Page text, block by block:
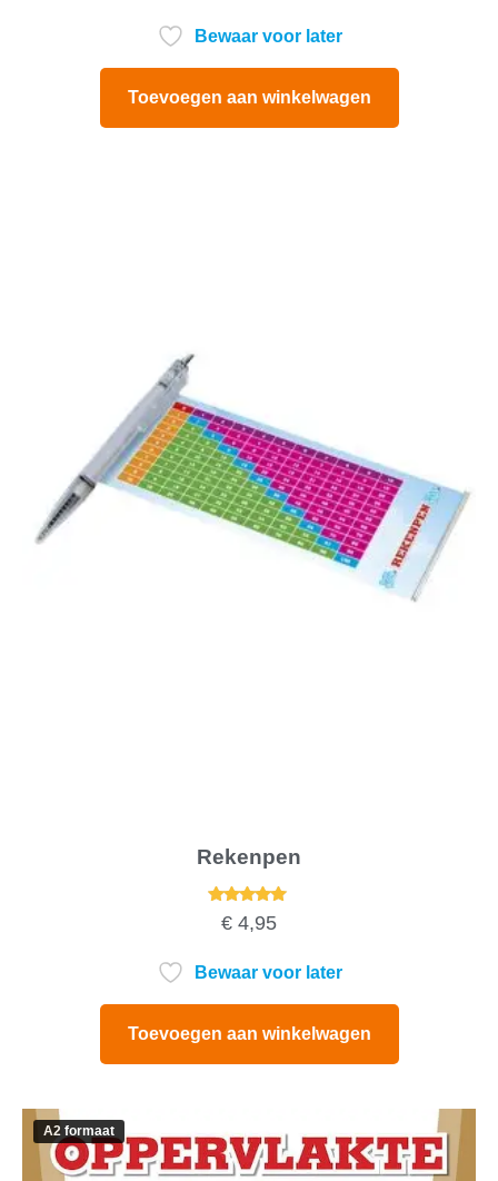
Bewaar voor later
Toevoegen aan winkelwagen
Rekenpen
Gewaardeerd
5.00
€ 4,95
Bewaar voor later
Toevoegen aan winkelwagen
A2 formaat